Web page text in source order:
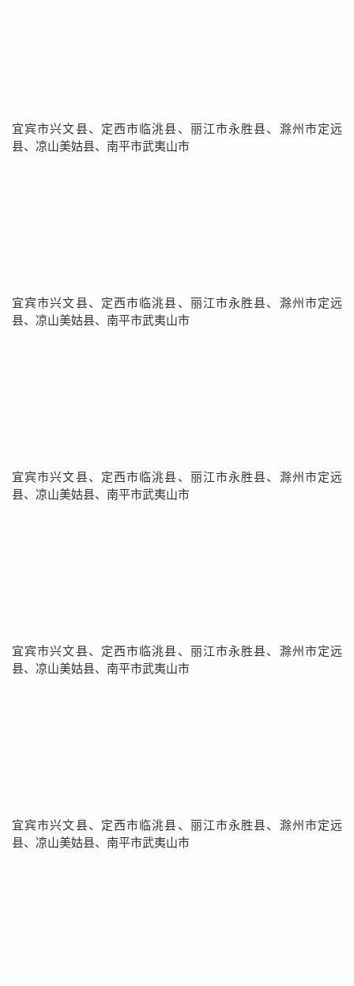
宜宾市兴文县、定西市临洮县、丽江市永胜县、滁州市定远
县、凉山美姑县、南平市武夷山市
宜宾市兴文县、定西市临洮县、丽江市永胜县、滁州市定远
县、凉山美姑县、南平市武夷山市
宜宾市兴文县、定西市临洮县、丽江市永胜县、滁州市定远
县、凉山美姑县、南平市武夷山市
宜宾市兴文县、定西市临洮县、丽江市永胜县、滁州市定远
县、凉山美姑县、南平市武夷山市
宜宾市兴文县、定西市临洮县、丽江市永胜县、滁州市定远
县、凉山美姑县、南平市武夷山市